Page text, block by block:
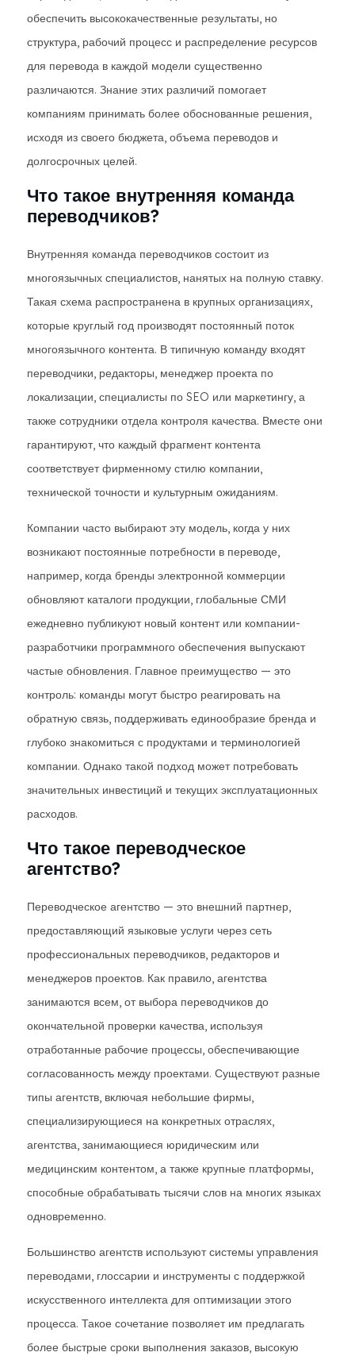
обеспечить высококачественные результаты, но
структура, рабочий процесс и распределение ресурсов
для перевода в каждой модели существенно
различаются. Знание этих различий помогает
компаниям принимать более обоснованные решения,
исходя из своего бюджета, объема переводов и
долгосрочных целей.
Что такое внутренняя команда
переводчиков?
Внутренняя команда переводчиков состоит из
многоязычных специалистов, нанятых на полную ставку.
Такая схема распространена в крупных организациях,
которые круглый год производят постоянный поток
многоязычного контента. В типичную команду входят
переводчики, редакторы, менеджер проекта по
локализации, специалисты по SEO или маркетингу, а
также сотрудники отдела контроля качества. Вместе они
гарантируют, что каждый фрагмент контента
соответствует фирменному стилю компании,
технической точности и культурным ожиданиям.
Компании часто выбирают эту модель, когда у них
возникают постоянные потребности в переводе,
например, когда бренды электронной коммерции
обновляют каталоги продукции, глобальные СМИ
ежедневно публикуют новый контент или компании-
разработчики программного обеспечения выпускают
частые обновления. Главное преимущество — это
контроль: команды могут быстро реагировать на
обратную связь, поддерживать единообразие бренда и
глубоко знакомиться с продуктами и терминологией
компании. Однако такой подход может потребовать
значительных инвестиций и текущих эксплуатационных
расходов.
Что такое переводческое
агентство?
Переводческое агентство — это внешний партнер,
предоставляющий языковые услуги через сеть
профессиональных переводчиков, редакторов и
менеджеров проектов. Как правило, агентства
занимаются всем, от выбора переводчиков до
окончательной проверки качества, используя
отработанные рабочие процессы, обеспечивающие
согласованность между проектами. Существуют разные
типы агентств, включая небольшие фирмы,
специализирующиеся на конкретных отраслях,
агентства, занимающиеся юридическим или
медицинским контентом, а также крупные платформы,
способные обрабатывать тысячи слов на многих языках
одновременно.
Большинство агентств используют системы управления
переводами, глоссарии и инструменты с поддержкой
искусственного интеллекта для оптимизации этого
процесса. Такое сочетание позволяет им предлагать
более быстрые сроки выполнения заказов, высокую